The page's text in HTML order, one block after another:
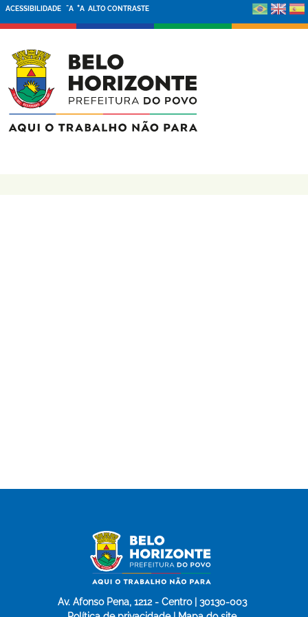
ACESSIBILIDADE -A +A ALTO CONTRASTE
Av. Afonso Pena, 1212 - Centro | 30130-003